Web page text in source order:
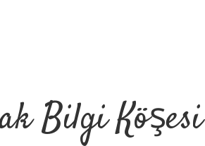
Bilgi Köşesi